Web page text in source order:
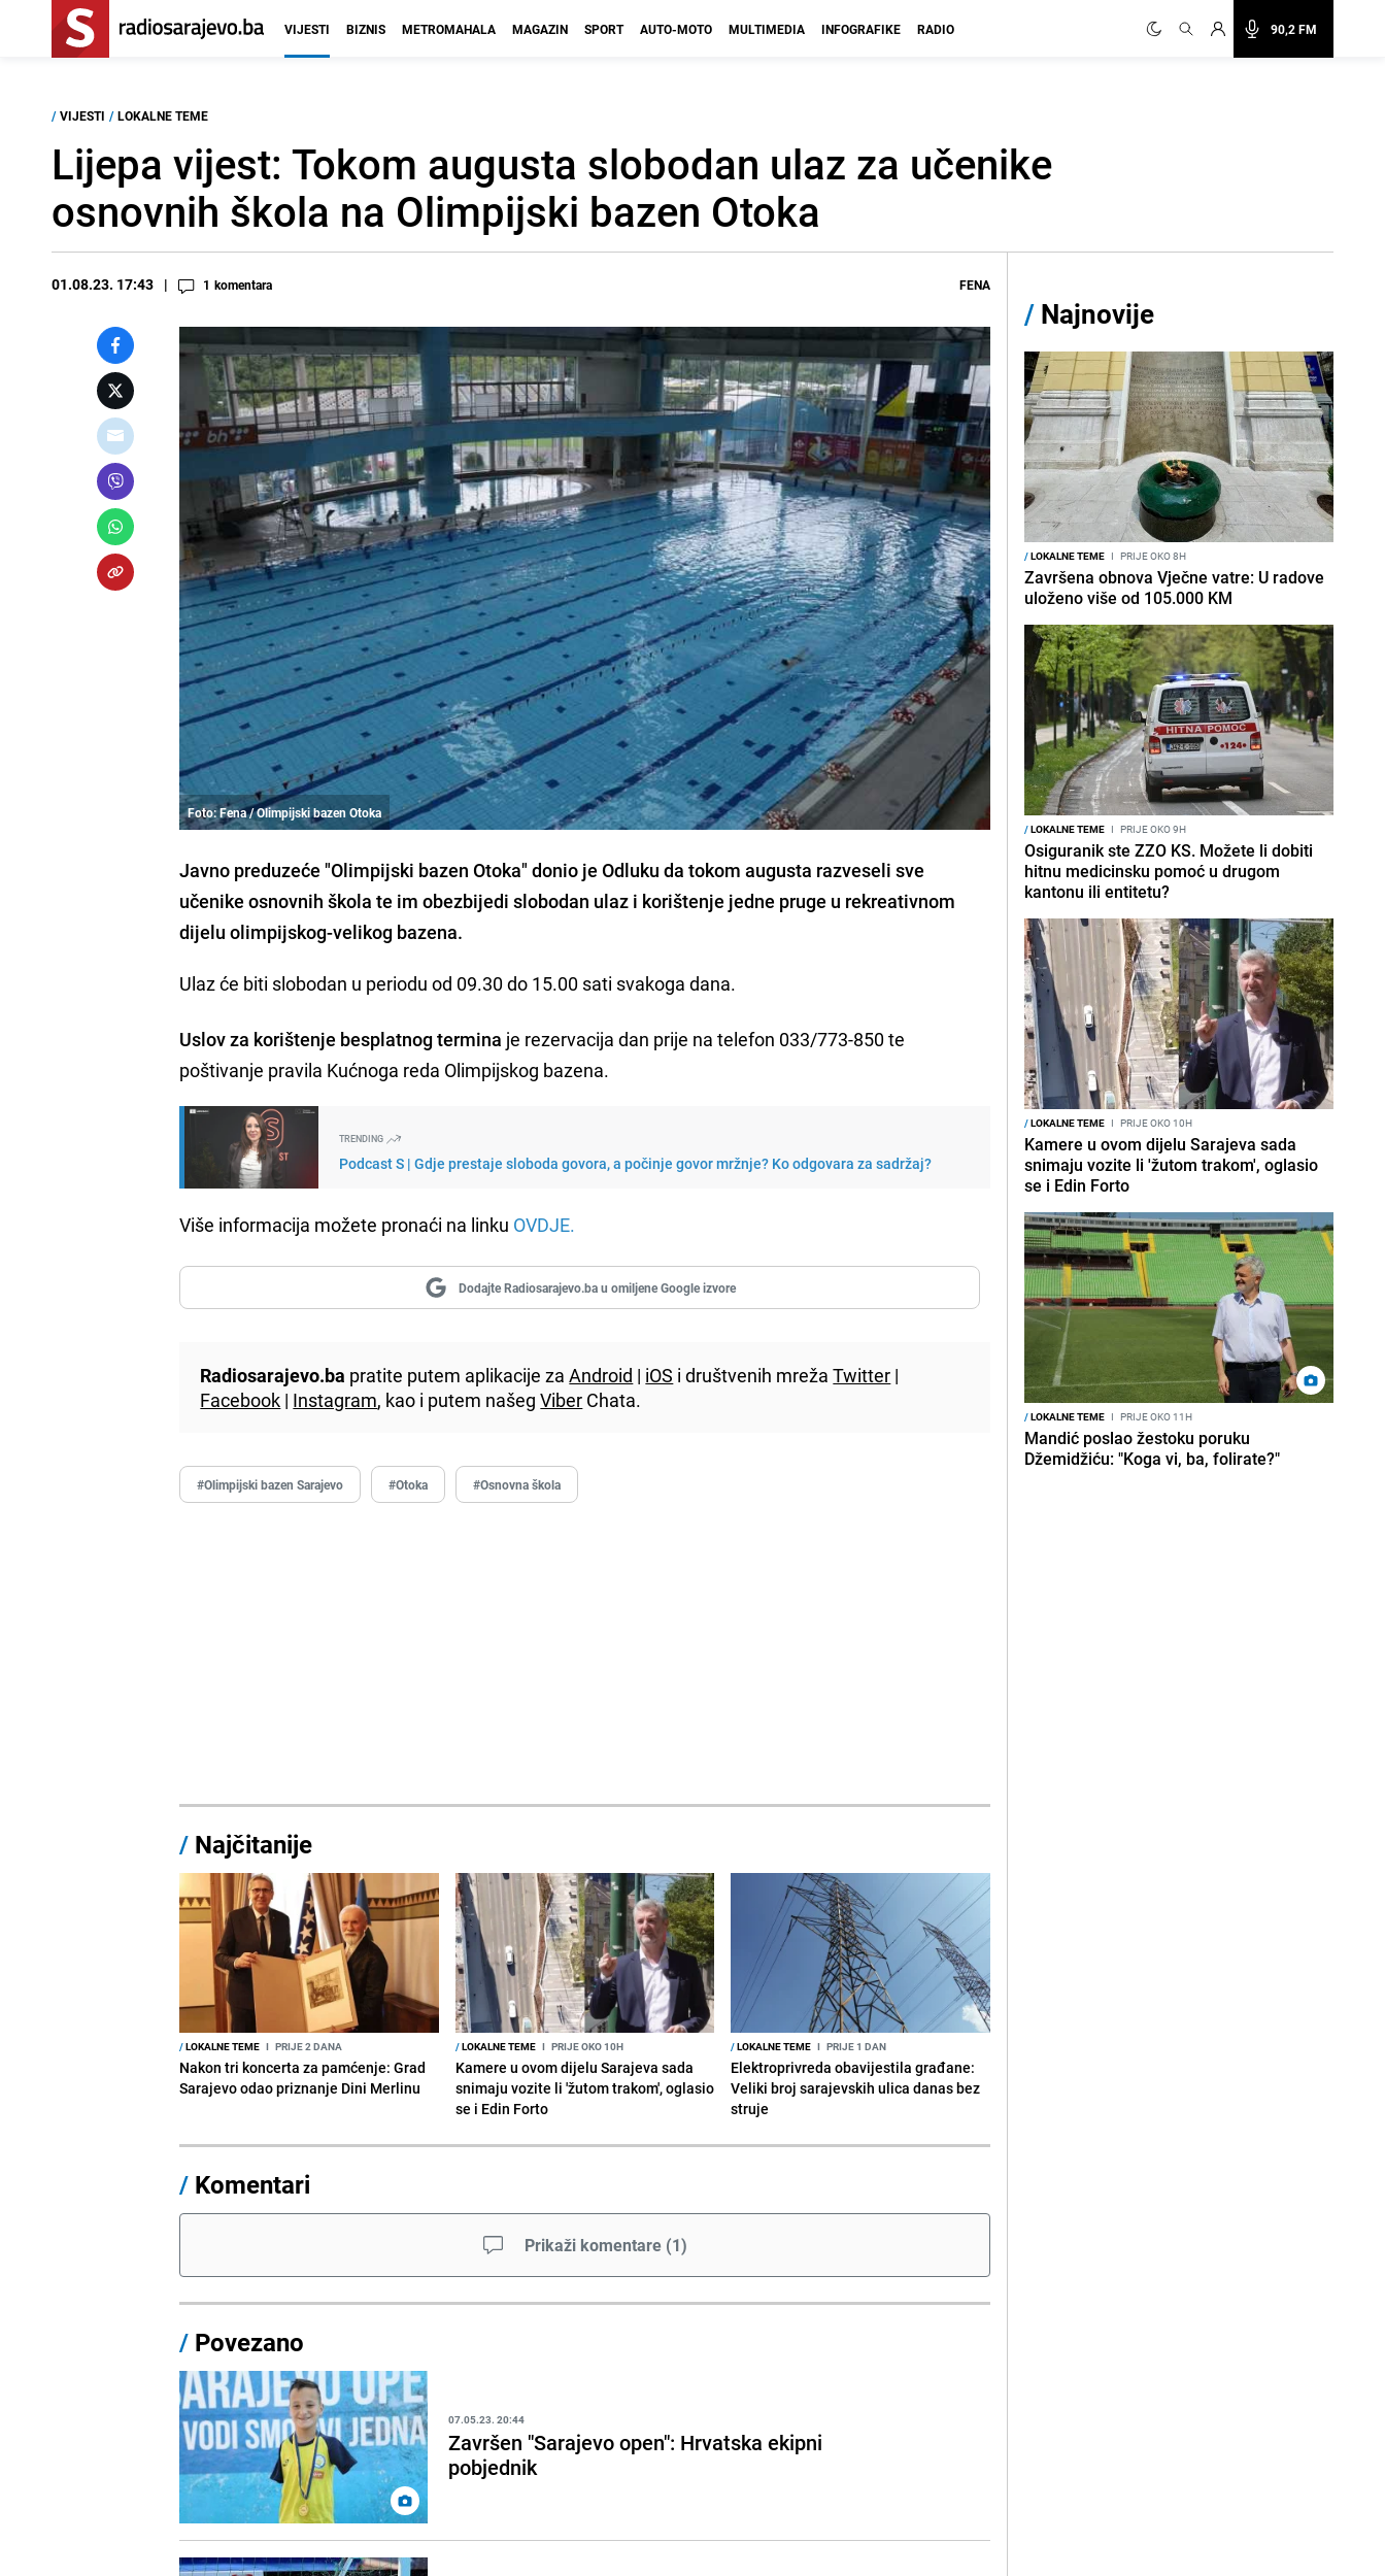
90,2 FM
VIJESTI BIZNIS METROMAHALA MAGAZIN SPORT AUTO-MOTO MULTIMEDIA INFOGRAFIKE RADIO
/ VIJESTI / LOKALNE TEME
Lijepa vijest: Tokom augusta slobodan ulaz za učenike
osnovnih škola na Olimpijski bazen Otoka
01.08.23. 17:43 1 komentara FENA
Foto: Fena / Olimpijski bazen Otoka
Javno preduzeće "Olimpijski bazen Otoka" donio je Odluku da tokom augusta razveseli sve
učenike osnovnih škola te im obezbijedi slobodan ulaz i korištenje jedne pruge u rekreativnom
dijelu olimpijskog-velikog bazena.
Ulaz će biti slobodan u periodu od 09.30 do 15.00 sati svakoga dana.
Uslov za korištenje besplatnog termina je rezervacija dan prije na telefon 033/773-850 te
poštivanje pravila Kućnoga reda Olimpijskog bazena.
TRENDING
Podcast S | Gdje prestaje sloboda govora, a počinje govor mržnje? Ko odgovara za sadržaj?
Više informacija možete pronaći na linku OVDJE.
Dodajte Radiosarajevo.ba u omiljene Google izvore
Radiosarajevo.ba pratite putem aplikacije zaAndroid | iOS i društvenih mrežaTwitter |
Facebook | Instagram, kao i putem našegViber Chata.
#Olimpijski bazen Sarajevo #Otoka #Osnovna škola
/ Najčitanije
/LOKALNE TEME I PRIJE 2 DANA
Nakon tri koncerta za pamćenje: Grad
Sarajevo odao priznanje Dini Merlinu
/LOKALNE TEME I PRIJE OKO 10H
Kamere u ovom dijelu Sarajeva sada
snimaju vozite li 'žutom trakom', oglasio
se i Edin Forto
/LOKALNE TEME I PRIJE 1 DAN
Elektroprivreda obavijestila građane:
Veliki broj sarajevskih ulica danas bez
struje
/ Komentari
Prikaži komentare (1)
/ Povezano
07.05.23. 20:44
Završen "Sarajevo open": Hrvatska ekipni
pobjednik
/ Najnovije
/LOKALNE TEME I PRIJE OKO 8H
Završena obnova Vječne vatre: U radove
uloženo više od 105.000 KM
/LOKALNE TEME I PRIJE OKO 9H
Osiguranik ste ZZO KS. Možete li dobiti
hitnu medicinsku pomoć u drugom
kantonu ili entitetu?
/LOKALNE TEME I PRIJE OKO 10H
Kamere u ovom dijelu Sarajeva sada
snimaju vozite li 'žutom trakom', oglasio
se i Edin Forto
/LOKALNE TEME I PRIJE OKO 11H
Mandić poslao žestoku poruku
Džemidžiću: "Koga vi, ba, folirate?"